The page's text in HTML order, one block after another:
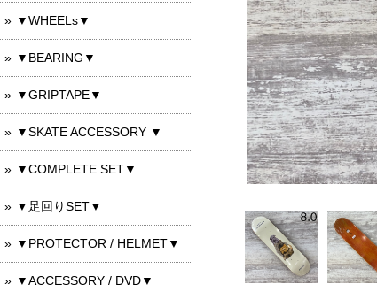
▼WHEELs▼
▼BEARING▼
▼GRIPTAPE▼
▼SKATE ACCESSORY ▼
▼COMPLETE SET▼
▼足回りSET▼
▼PROTECTOR / HELMET▼
▼ACCESSORY / DVD▼